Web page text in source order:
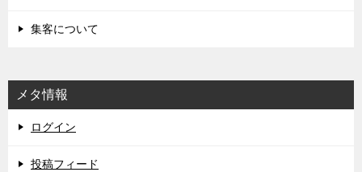
集客について
メタ情報
ログイン
投稿フィード